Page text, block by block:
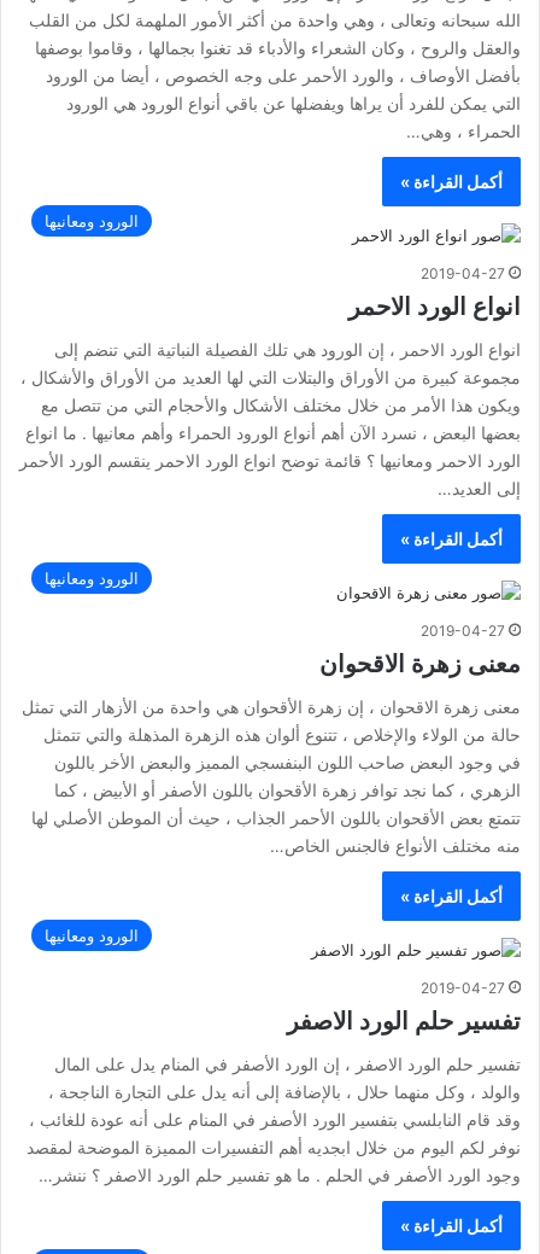
الله سبحانه وتعالى ، وهي واحدة من أكثر الأمور الملهمة لكل من القلب
والعقل والروح ، وكان الشعراء والأدباء قد تغنوا بجمالها ، وقاموا بوصفها
بأفضل الأوصاف ، والورد الأحمر على وجه الخصوص ، أيضا من الورود
التي يمكن للفرد أن يراها ويفضلها عن باقي أنواع الورود هي الورود
الحمراء ، وهي…
أكمل القراءة »
الورود ومعانيها
2019-04-27
انواع الورد الاحمر
انواع الورد الاحمر ، إن الورود هي تلك الفصيلة النباتية التي تنضم إلى
مجموعة كبيرة من الأوراق والبتلات التي لها العديد من الأوراق والأشكال ،
ويكون هذا الأمر من خلال مختلف الأشكال والأحجام التي من تتصل مع
بعضها البعض ، نسرد الآن أهم أنواع الورود الحمراء وأهم معانيها . ما انواع
الورد الاحمر ومعانيها ؟ قائمة توضح انواع الورد الاحمر ينقسم الورد الأحمر
إلى العديد…
أكمل القراءة »
الورود ومعانيها
2019-04-27
معنى زهرة الاقحوان
معنى زهرة الاقحوان ، إن زهرة الأقحوان هي واحدة من الأزهار التي تمثل
حالة من الولاء والإخلاص ، تتنوع ألوان هذه الزهرة المذهلة والتي تتمثل
في وجود البعض صاحب اللون البنفسجي المميز والبعض الأخر باللون
الزهري ، كما نجد توافر زهرة الأقحوان باللون الأصفر أو الأبيض ، كما
تتمتع بعض الأقحوان باللون الأحمر الجذاب ، حيث أن الموطن الأصلي لها
منه مختلف الأنواع فالجنس الخاص…
أكمل القراءة »
الورود ومعانيها
2019-04-27
تفسير حلم الورد الاصفر
تفسير حلم الورد الاصفر ، إن الورد الأصفر في المنام يدل على المال
والولد ، وكل منهما حلال ، بالإضافة إلى أنه يدل على التجارة الناجحة ،
وقد قام النابلسي بتفسير الورد الأصفر في المنام على أنه عودة للغائب ،
نوفر لكم اليوم من خلال ابجديه أهم التفسيرات المميزة الموضحة لمقصد
وجود الورد الأصفر في الحلم . ما هو تفسير حلم الورد الاصفر ؟ ننشر…
أكمل القراءة »